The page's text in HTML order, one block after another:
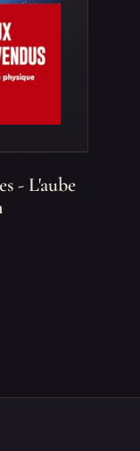
- L'aube